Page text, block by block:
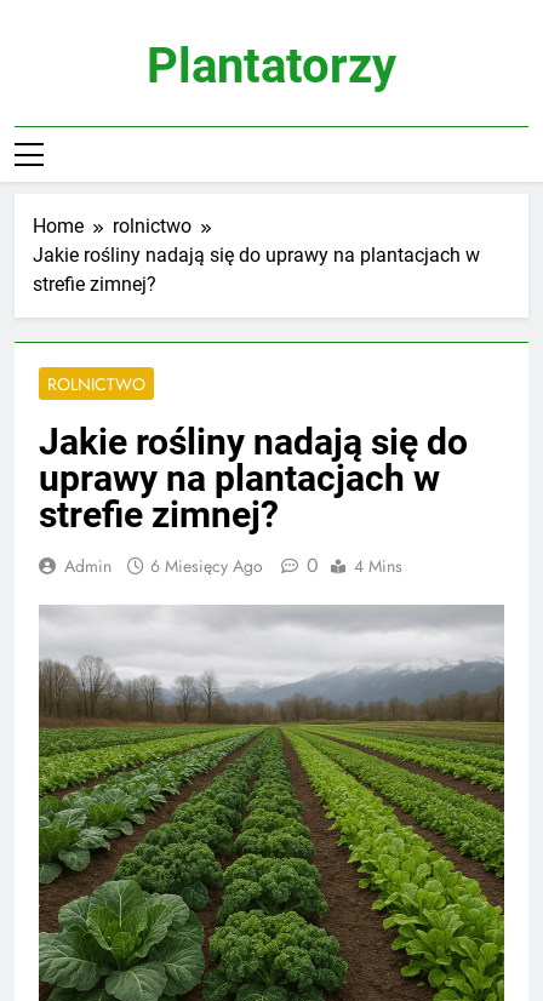
Plantatorzy
Home
rolnictwo
Jakie rośliny nadają się do uprawy na plantacjach w
strefie zimnej?
ROLNICTWO
Jakie rośliny nadają się do
uprawy na plantacjach w
strefie zimnej?
Admin 6 Miesięcy Ago 0 4 Mins